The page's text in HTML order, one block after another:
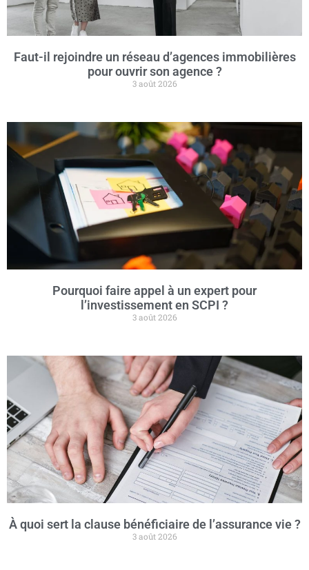
Faut-il rejoindre un réseau d’agences immobilières
pour ouvrir son agence ?
3 août 2026
Pourquoi faire appel à un expert pour
l’investissement en SCPI ?
3 août 2026
À quoi sert la clause bénéficiaire de l’assurance vie ?
3 août 2026